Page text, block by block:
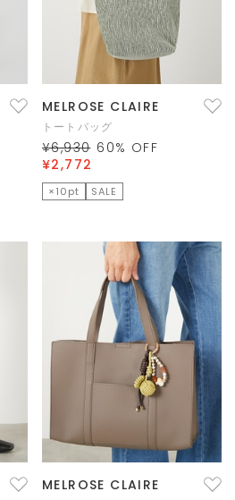
MELROSE CLAIRE
トートバッグ
¥6,930 60% OFF
¥2,772
×10pt SALE
MELROSE CLAIRE